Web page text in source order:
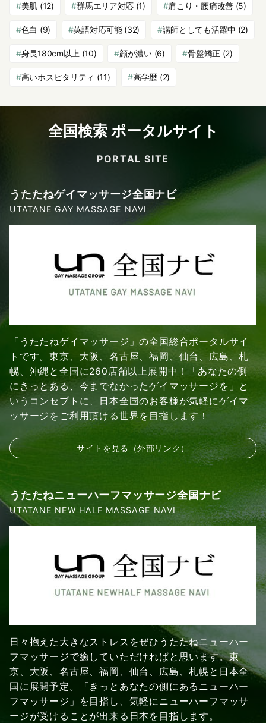
美肌 (12) 群馬エリア対応 (1) 肩こり・腰痛改善(5)
色白 (9) 英語対応可能(32) 講師としても活躍中 (2)
身長180cm以上 (10) 顔が濃い(6) 骨盤矯正 (2)
高いホスピタリティ (11) 高学歴 (2)
全国検索 ポータルサイト
PORTAL SITE
うたたねゲイマッサージ全国ナビ
UTATANE GAY MASSAGE NAVI
「うたたねゲイマッサージ」の全国総合ポータルサイ
トです。東京、大阪、名古屋、福岡、仙台、広島、札
幌、沖縄と全国に260店舗以上展開中！「あなたの側
にきっとある、今までなかったゲイマッサージを」と
いうコンセプトに、日本全国のお客様が気軽にゲイマ
ッサージをご利用頂ける世界を目指します！
サイトを見る（外部リンク）
うたたねニューハーフマッサージ全国ナビ
UTATANE NEW HALF MASSAGE NAVI
日々抱えた大きなストレスをぜひうたたねニューハー
フマッサージで癒していただければと思います。東
京、大阪、名古屋、福岡、仙台、広島、札幌と日本全
国に展開予定。「きっとあなたの側にあるニューハー
フマッサージ」を目指し、気軽にニューハーフマッサ
ージが受けることが出来る日本を目指します。